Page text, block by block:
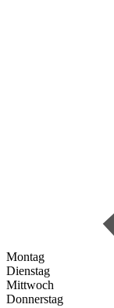
Montag
Dienstag
Mittwoch
Donnerstag